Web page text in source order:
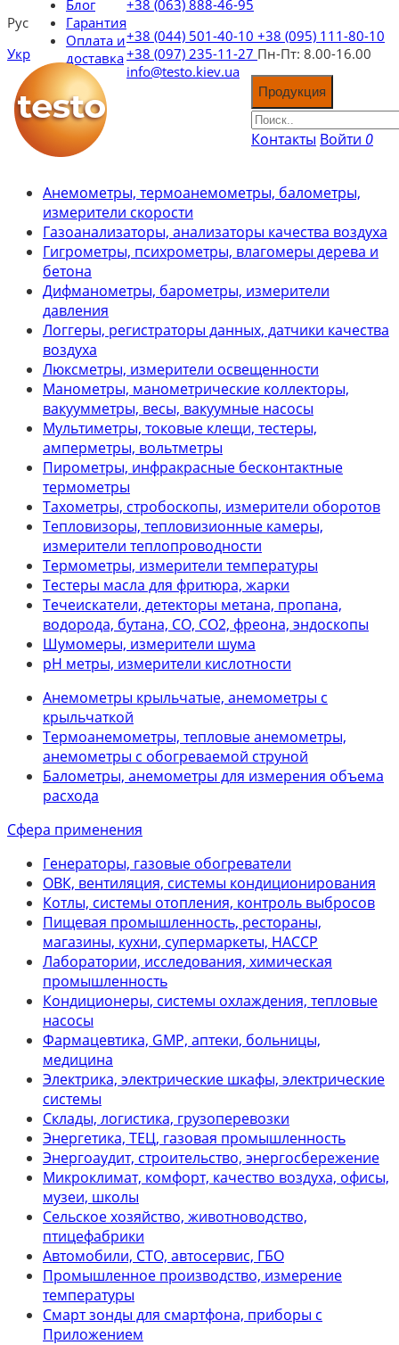
Рус
Укр
Блог
Гарантия
Оплата и
доставка
+38 (063) 888-46-95
+38 (044) 501-40-10 +38 (095) 111-80-10
+38 (097) 235-11-27 Пн-Пт: 8.00-16.00
info@testo.kiev.ua
Продукция
Контакты Войти 0
Анемометры, термоанемометры, балометры,
измерители скорости
Газоанализаторы, анализаторы качества воздуха
Гигрометры, психрометры, влагомеры дерева и
бетона
Дифманометры, барометры, измерители
давления
Логгеры, регистраторы данных, датчики качества
воздуха
Люксметры, измерители освещенности
Манометры, манометрические коллекторы,
вакуумметры, весы, вакуумные насосы
Мультиметры, токовые клещи, тестеры,
амперметры, вольтметры
Пирометры, инфракрасные бесконтактные
термометры
Тахометры, стробоскопы, измерители оборотов
Тепловизоры, тепловизионные камеры,
измерители теплопроводности
Термометры, измерители температуры
Тестеры масла для фритюра, жарки
Течеискатели, детекторы метана, пропана,
водорода, бутана, СО, СО2, фреона, эндоскопы
Шумомеры, измерители шума
рН метры, измерители кислотности
Анемометры крыльчатые, анемометры с
крыльчаткой
Термоанемометры, тепловые анемометры,
анемометры с обогреваемой струной
Балометры, анемометры для измерения объема
расхода
Сфера применения
Генераторы, газовые обогреватели
ОВК, вентиляция, системы кондиционирования
Котлы, системы отопления, контроль выбросов
Пищевая промышленность, рестораны,
магазины, кухни, супермаркеты, НАССР
Лаборатории, исследования, химическая
промышленность
Кондиционеры, системы охлаждения, тепловые
насосы
Фармацевтика, GMP, аптеки, больницы,
медицина
Электрика, электрические шкафы, электрические
системы
Склады, логистика, грузоперевозки
Энергетика, ТЕЦ, газовая промышленность
Энергоаудит, строительство, энергосбережение
Микроклимат, комфорт, качество воздуха, офисы,
музеи, школы
Сельское хозяйство, животноводство,
птицефабрики
Автомобили, СТО, автосервис, ГБО
Промышленное производство, измерение
температуры
Смарт зонды для смартфона, приборы с
Приложением